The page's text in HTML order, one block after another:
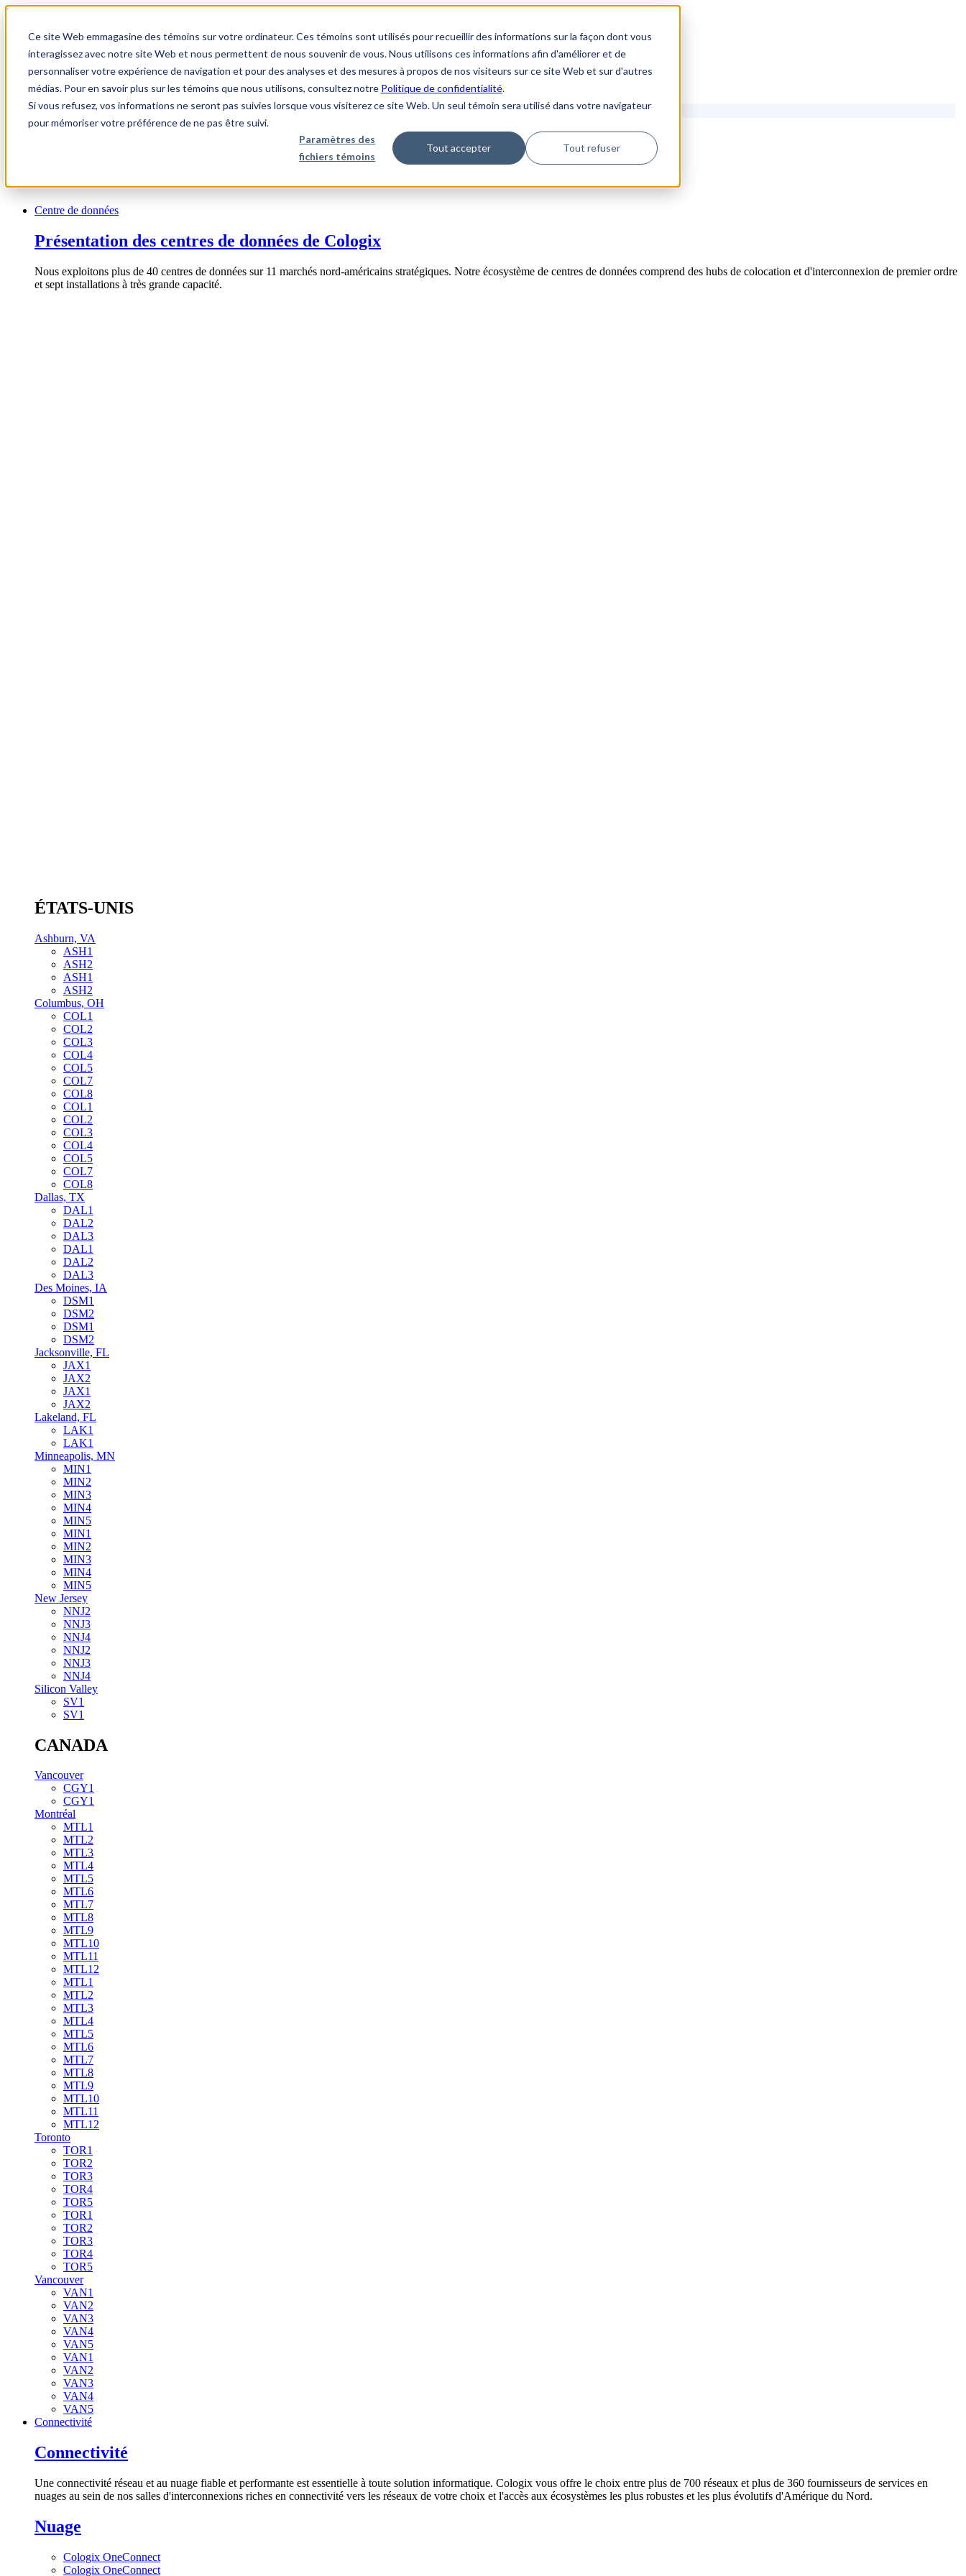
Ce site Web emmagasine des témoins sur votre ordinateur. Ces témoins sont utilisés pour recueillir des informations sur la façon dont vous
interagissez avec notre site Web et nous permettent de nous souvenir de vous. Nous utilisons ces informations afin d'améliorer et de
personnaliser votre expérience de navigation et pour des analyses et des mesures à propos de nos visiteurs sur ce site Web et sur d'autres
médias. Pour en savoir plus sur les témoins que nous utilisons, consultez notre Politique de confidentialité.
Si vous refusez, vos informations ne seront pas suivies lorsque vous visiterez ce site Web. Un seul témoin sera utilisé dans votre navigateur
pour mémoriser votre préférence de ne pas être suivi.
Paramètres des
fichiers témoins
Tout accepter Tout refuser
1.866.931.9661
Login
FR
Centre de données
Présentation des centres de données de Cologix
Nous exploitons plus de 40 centres de données sur 11 marchés nord-américains stratégiques. Notre écosystème de centres de données comprend des hubs de colocation et d'interconnexion de premier ordre
et sept installations à très grande capacité.
ÉTATS-UNIS
Ashburn, VA
ASH1
ASH2
ASH1
ASH2
Columbus, OH
COL1
COL2
COL3
COL4
COL5
COL7
COL8
COL1
COL2
COL3
COL4
COL5
COL7
COL8
Dallas, TX
DAL1
DAL2
DAL3
DAL1
DAL2
DAL3
Des Moines, IA
DSM1
DSM2
DSM1
DSM2
Jacksonville, FL
JAX1
JAX2
JAX1
JAX2
Lakeland, FL
LAK1
LAK1
Minneapolis, MN
MIN1
MIN2
MIN3
MIN4
MIN5
MIN1
MIN2
MIN3
MIN4
MIN5
New Jersey
NNJ2
NNJ3
NNJ4
NNJ2
NNJ3
NNJ4
Silicon Valley
SV1
SV1
CANADA
Vancouver
CGY1
CGY1
Montréal
MTL1
MTL2
MTL3
MTL4
MTL5
MTL6
MTL7
MTL8
MTL9
MTL10
MTL11
MTL12
MTL1
MTL2
MTL3
MTL4
MTL5
MTL6
MTL7
MTL8
MTL9
MTL10
MTL11
MTL12
Toronto
TOR1
TOR2
TOR3
TOR4
TOR5
TOR1
TOR2
TOR3
TOR4
TOR5
Vancouver
VAN1
VAN2
VAN3
VAN4
VAN5
VAN1
VAN2
VAN3
VAN4
VAN5
Connectivité
Connectivité
Une connectivité réseau et au nuage fiable et performante est essentielle à toute solution informatique. Cologix vous offre le choix entre plus de 700 réseaux et plus de 360 fournisseurs de services en
nuages au sein de nos salles d'interconnexions riches en connectivité vers les réseaux de votre choix et l'accès aux écosystèmes les plus robustes et les plus évolutifs d'Amérique du Nord.
Nuage
Cologix OneConnect
Cologix OneConnect